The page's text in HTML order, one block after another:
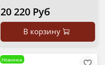
20 220 Руб
В корзину
Новинка